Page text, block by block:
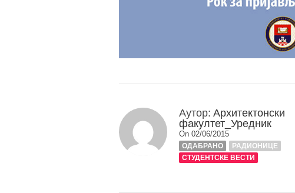
Аутор: Архитектонски
факултет_Уредник
On 02/06/2015
ОДАБРАНО
РАДИОНИЦЕ
СТУДЕНТСКЕ ВЕСТИ